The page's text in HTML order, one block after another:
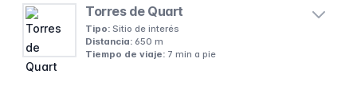
Torres de Quart
Tipo: Sitio de interés
Distancia: 650 m
Tiempo de viaje: 7 min a pie